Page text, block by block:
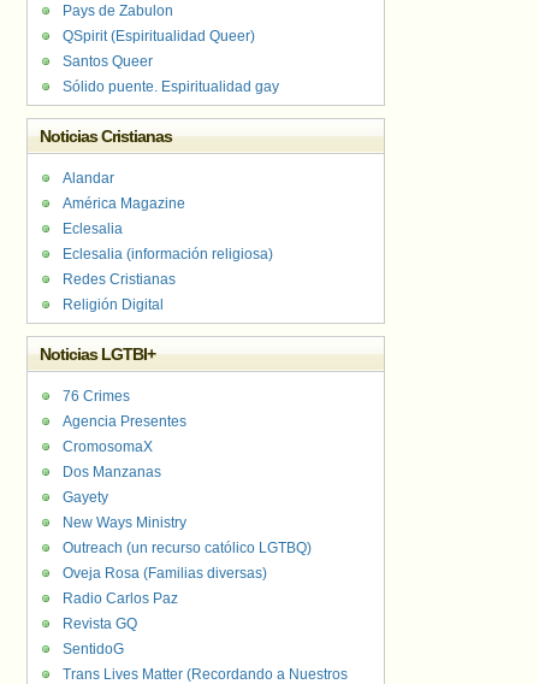
Pays de Zabulon
QSpirit (Espiritualidad Queer)
Santos Queer
Sólido puente. Espiritualidad gay
Noticias Cristianas
Alandar
América Magazine
Eclesalia
Eclesalia (información religiosa)
Redes Cristianas
Religión Digital
Noticias LGTBI+
76 Crimes
Agencia Presentes
CromosomaX
Dos Manzanas
Gayety
New Ways Ministry
Outreach (un recurso católico LGTBQ)
Oveja Rosa (Familias diversas)
Radio Carlos Paz
Revista GQ
SentidoG
Trans Lives Matter (Recordando a Nuestros